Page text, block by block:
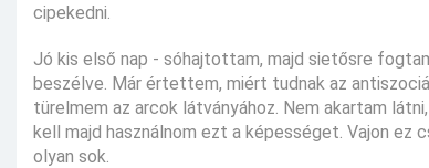
cipekedni.
Jó kis első nap - sóhajtottam, majd sietősre
beszélve. Már értettem, miért tudnak az
türelmem az arcok látványához. Nem akartam
kell majd használnom ezt a képességet. Vajon ez
olyan sok.